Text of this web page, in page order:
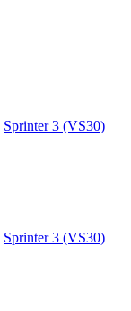
Sprinter 3 (VS30)
Sprinter 3 (VS30)